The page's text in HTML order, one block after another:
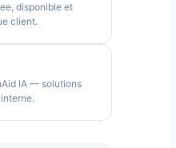
disponible et
client.
IA — solutions